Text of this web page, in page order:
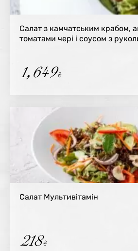
Салат з камчатським крабом,
томатами чері і соусом з
1,649₴
Салат Мультивітамін
218₴